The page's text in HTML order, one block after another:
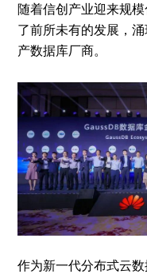
随着信创产业迎来规
了前所未有的发展，
产数据库厂商。
作为新一代分布式云